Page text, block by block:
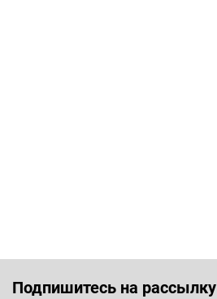
Подпишитесь на рассылку